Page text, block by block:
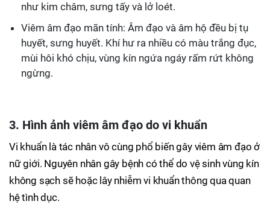
như kim châm, sưng tấy và lở loét.
Viêm âm đạo mãn tính: Âm đạo và âm hộ đều bị tụ
huyết, sưng huyết. Khí hư ra nhiều có màu trắng đục,
mùi hôi khó chịu, vùng kín ngứa ngáy rấm rứt không
ngừng.
3. Hình ảnh viêm âm đạo do vi khuẩn
Vi khuẩn là tác nhân vô cùng phổ biến gây viêm âm đạo ở
nữ giới. Nguyên nhân gây bệnh có thể do vệ sinh vùng kín
không sạch sẽ hoặc lây nhiễm vi khuẩn thông qua quan
hệ tình dục.